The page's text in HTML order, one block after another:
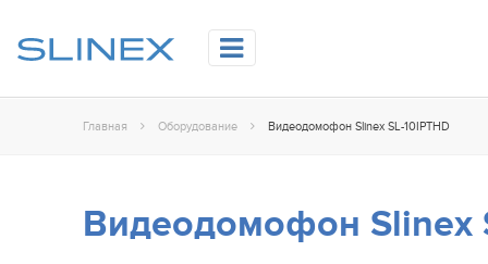
Главная Оборудование Видеодомофон Slinex SL-10IPTHD
Видеодомофон Slinex